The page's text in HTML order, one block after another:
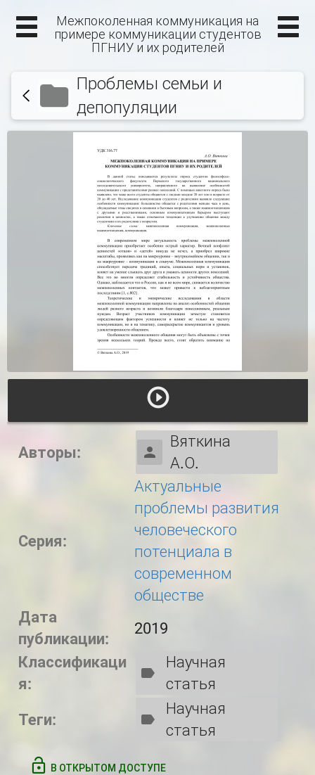
Межпоколенная коммуникация на
примере коммуникации студентов
ПГНИУ и их родителей
Проблемы семьи и
депопуляции
Авторы:
Вяткина
А.О.
Серия:
Актуальные
проблемы развития
человеческого
потенциала в
современном
обществе
Дата
публикации:
2019
Классификаци
я:
Научная
статья
Теги:
Научная
статья
В ОТКРЫТОМ ДОСТУПЕ